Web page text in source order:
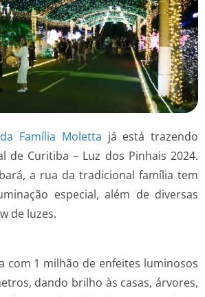
Família Moletta já está trazendo
de Curitiba – Luz dos Pinhais 2024.
a rua da tradicional família tem
especial, além de diversas
de luzes.
com 1 milhão de enfeites luminosos
dando brilho às casas, árvores,